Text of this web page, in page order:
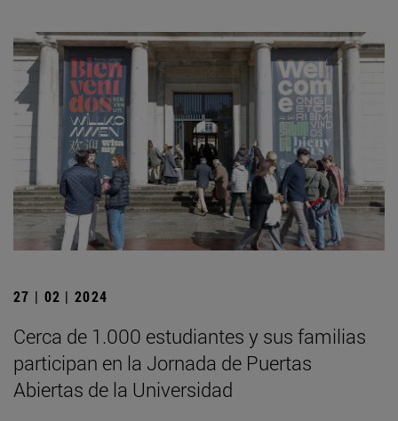
27 | 02 | 2024
Cerca de 1.000 estudiantes y sus familias
participan en la Jornada de Puertas
Abiertas de la Universidad